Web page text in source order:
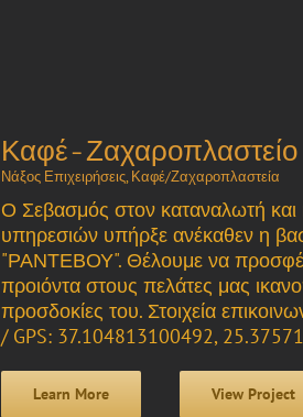
Καφέ-Ζαχαροπλαστείο
Νάξος Επιχειρήσεις, Καφέ/Ζαχαροπλαστεία
Ο Σεβασμός στον καταναλωτή
υπηρεσιών υπήρξε ανέκαθεν η
"ΡΑΝΤΕΒΟΥ". Θέλουμε να
προιόντα στους πελάτες μας
προσδοκίες του. Στοιχεία
/ GPS: 37.104813100492,
Learn More View Project